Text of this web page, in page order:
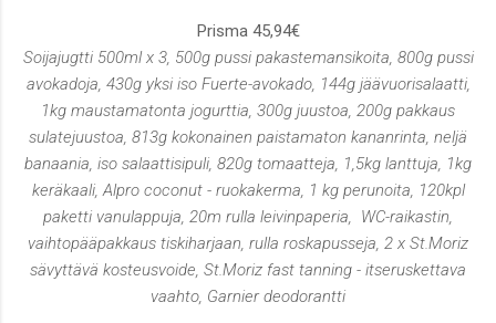
Prisma 45,94€
Soijajugtti 500ml x 3, 500g pussi pakastemansikoita, 800g pussi
avokadoja, 430g yksi iso Fuerte-avokado, 144g jäävuorisalaatti,
1kg maustamatonta jogurttia, 300g juustoa, 200g pakkaus
sulatejuustoa, 813g kokonainen paistamaton kananrinta, neljä
banaania, iso salaattisipuli, 820g tomaatteja, 1,5kg lanttuja, 1kg
keräkaali, Alpro coconut - ruokakerma, 1 kg perunoita, 120kpl
paketti vanulappuja, 20m rulla leivinpaperia, WC-raikastin,
vaihtopääpakkaus tiskiharjaan, rulla roskapusseja, 2 x St.Moriz
sävyttävä kosteusvoide, St.Moriz fast tanning - itseruskettava
vaahto, Garnier deodorantti